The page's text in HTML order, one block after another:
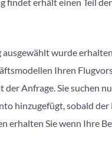
wurde
Ihren
Anfrage. Sie suchen
hinzugefügt, sobald der
erhalten Sie wenn Ihre